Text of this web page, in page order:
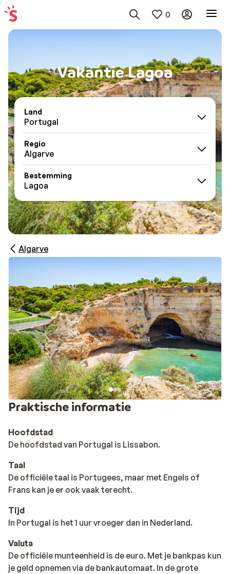
0
Vakantie Lagoa
Land
Portugal
Regio
Algarve
Bestemming
Lagoa
Algarve
Praktische informatie
Hoofdstad
De hoofdstad van Portugal is Lissabon.
Taal
De officiële taal is Portugees, maar met Engels of
Frans kan je er ook vaak terecht.
Tijd
In Portugal is het 1 uur vroeger dan in Nederland.
Valuta
De officiële munteenheid is de euro. Met je bankpas kun
je geld opnemen via de bankautomaat. In de grote